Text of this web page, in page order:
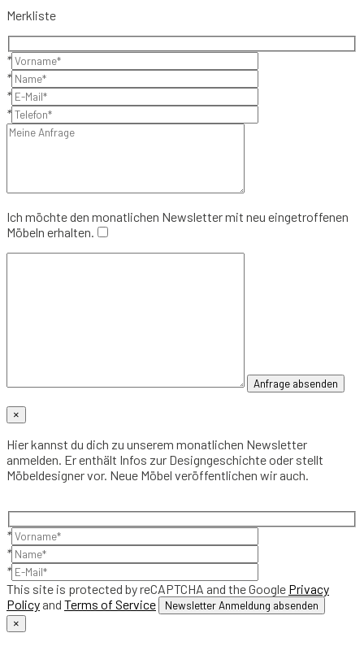
Merkliste
*
*
*
*
Ich möchte den monatlichen Newsletter mit neu eingetroffenen
Möbeln erhalten.
×
Hier kannst du dich zu unserem monatlichen Newsletter
anmelden. Er enthält Infos zur Designgeschichte oder stellt
Möbeldesigner vor. Neue Möbel veröffentlichen wir auch.
*
*
*
This site is protected by reCAPTCHA and the Google Privacy
Policy and Terms of Service
×